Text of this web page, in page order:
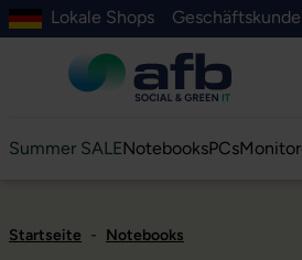
springen
Suche springen
Zur Hauptnavigation springen
Zur Navigation der B2B-
Lokale Shops
Summer SALENotebooksPCs
Startseite - Notebooks